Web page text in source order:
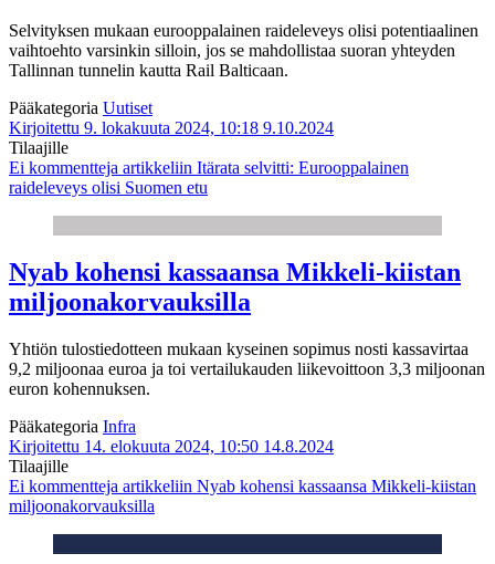
Selvityksen mukaan eurooppalainen raideleveys olisi potentiaalinen
vaihtoehto varsinkin silloin, jos se mahdollistaa suoran yhteyden
Tallinnan tunnelin kautta Rail Balticaan.
Pääkategoria Uutiset
Kirjoitettu 9. lokakuuta 2024, 10:18 9.10.2024
Tilaajille
Ei kommentteja artikkeliin Itärata selvitti: Eurooppalainen
raideleveys olisi Suomen etu
Nyab kohensi kassaansa Mikkeli-kiistan
miljoonakorvauksilla
Yhtiön tulostiedotteen mukaan kyseinen sopimus nosti kassavirtaa
9,2 miljoonaa euroa ja toi vertailukauden liikevoittoon 3,3 miljoonan
euron kohennuksen.
Pääkategoria Infra
Kirjoitettu 14. elokuuta 2024, 10:50 14.8.2024
Tilaajille
Ei kommentteja artikkeliin Nyab kohensi kassaansa Mikkeli-kiistan
miljoonakorvauksilla